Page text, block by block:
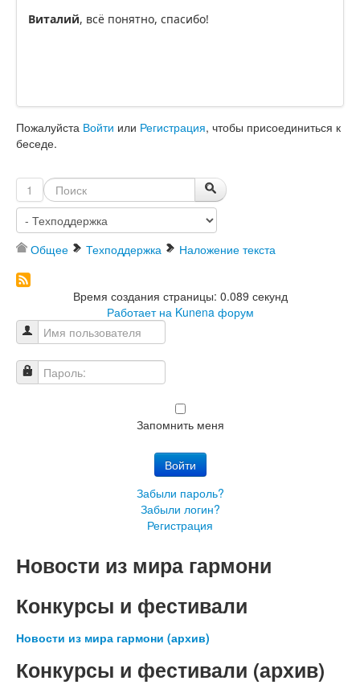
Виталий, всё понятно, спасибо!
Пожалуйста Войти или Регистрация, чтобы присоединиться к
беседе.
1
Общее Техподдержка Наложение текста
Время создания страницы: 0.089 секунд
Работает на Kunena форум
Имя пользователя
Пароль:
Запомнить меня
Войти
Забыли пароль?
Забыли логин?
Регистрация
Новости из мира гармони
Конкурсы и фестивали
Новости из мира гармони (архив)
Конкурсы и фестивали (архив)